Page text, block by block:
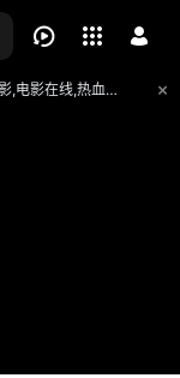
第01集
,视频分享,迅雷下载网址：